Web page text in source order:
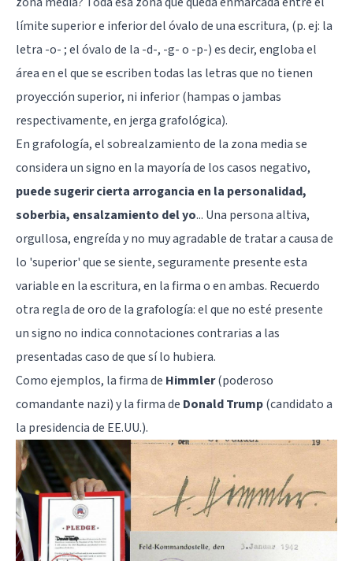
límite superior e inferior del óvalo de una escritura, (p. ej: la
letra -o- ; el óvalo de la -d-, -g- o -p-) es decir, engloba el
área en el que se escriben todas las letras que no tienen
proyección superior, ni inferior (hampas o jambas
respectivamente, en jerga grafológica).
En grafología, el sobrealzamiento de la zona media se
considera un signo en la mayoría de los casos negativo,
puede sugerir cierta arrogancia en la personalidad,
soberbia, ensalzamiento del yo... Una persona altiva,
orgullosa, engreída y no muy agradable de tratar a causa de
lo 'superior' que se siente, seguramente presente esta
variable en la escritura, en la firma o en ambas. Recuerdo
otra regla de oro de la grafología: el que no esté presente
un signo no indica connotaciones contrarias a las
presentadas caso de que sí lo hubiera.
Como ejemplos, la firma de Himmler(poderoso
comandante nazi) y la firma de Donald Trump(candidato a
la presidencia de EE.UU.).